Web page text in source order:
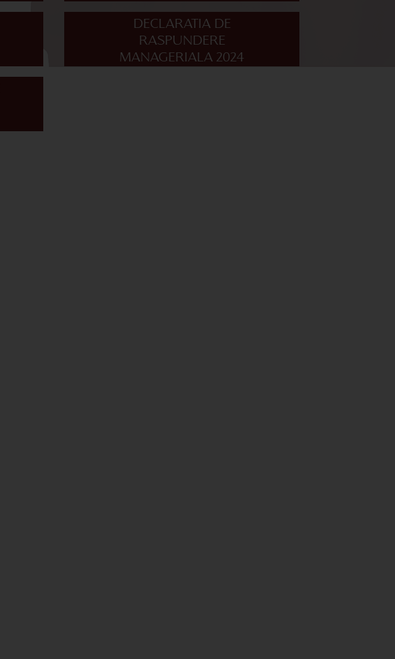
DECLARATIA DE
RASPUNDERE
MANAGERIALA 2024